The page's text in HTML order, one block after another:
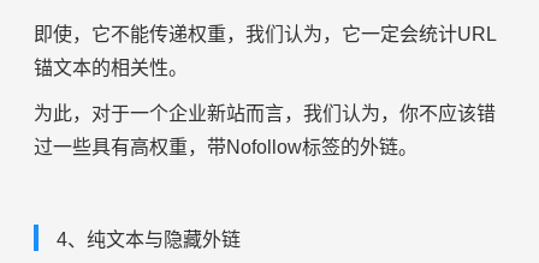
即使，它不能传递权重，我们认为，它一定会统计URL
锚文本的相关性。
为此，对于一个企业新站而言，我们认为，你不应该错
过一些具有高权重，带Nofollow标签的外链。
4、纯文本与隐藏外链